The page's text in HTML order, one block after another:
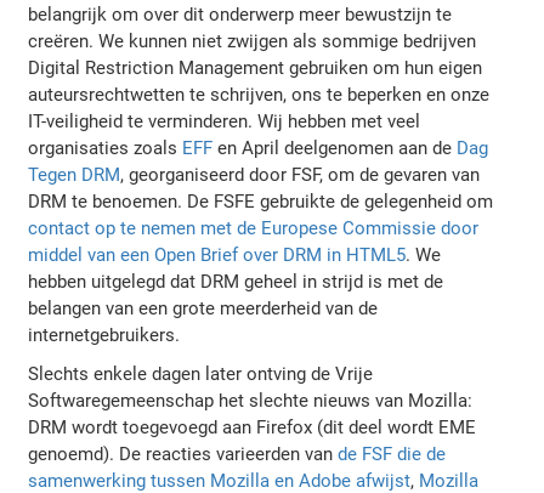
belangrijk om over dit onderwerp meer bewustzijn te
creëren. We kunnen niet zwijgen als sommige bedrijven
Digital Restriction Management gebruiken om hun eigen
auteursrechtwetten te schrijven, ons te beperken en onze
IT-veiligheid te verminderen. Wij hebben met veel
organisaties zoals EFF en April deelgenomen aan de Dag
Tegen DRM, georganiseerd door FSF, om de gevaren van
DRM te benoemen. De FSFE gebruikte de gelegenheid om
contact op te nemen met de Europese Commissie door
middel van een Open Brief over DRM in HTML5. We
hebben uitgelegd dat DRM geheel in strijd is met de
belangen van een grote meerderheid van de
internetgebruikers.
Slechts enkele dagen later ontving de Vrije
Softwaregemeenschap het slechte nieuws van Mozilla:
DRM wordt toegevoegd aan Firefox (dit deel wordt EME
genoemd). De reacties varieerden vande FSF die de
samenwerking tussen Mozilla en Adobe afwijst, Mozilla